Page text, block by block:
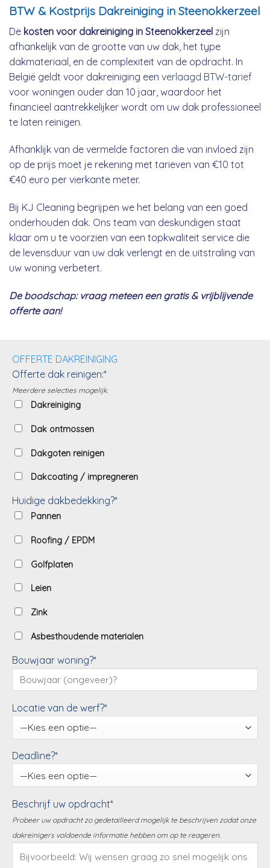
BTW & Kostprijs Dakreiniging in Steenokkerzeel
De kosten voor dakreiniging in Steenokkerzeel zijn
afhankelijk van de grootte van uw dak, het type
dakmateriaal, en de complexiteit van de opdracht. In
België geldt voor dakreiniging een verlaagd BTW-tarief
voor woningen ouder dan 10 jaar, waardoor het
financieel aantrekkelijker wordt om uw dak professioneel
te laten reinigen.
Afhanklijk van de vermelde factoren die van invloed zijn
op de prijs moet je rekening met tarieven van €10 tot
€40 euro per vierkante meter.
Bij KJ Cleaning begrijpen we het belang van een goed
onderhouden dak. Ons team van deskundigen staat
klaar om u te voorzien van een topkwaliteit service die
de levensduur van uw dak verlengt en de uitstraling van
uw woning verbetert.
De boodschap: vraag meteen een gratis & vrijblijvende
offerte aan!
OFFERTE DAKREINIGING
Offerte dak reinigen:*
Meerdere selecties mogelijk.
Dakreiniging
Dak ontmossen
Dakgoten reinigen
Dakcoating / impregneren
Huidige dakbedekking?*
Pannen
Roofing / EPDM
Golfplaten
Leien
Zink
Asbesthoudende materialen
Bouwjaar woning?*
Locatie van de werf?*
Deadline?*
Beschrijf uw opdracht*
Probeer uw opdracht zo gedetailleerd mogelijk te beschrijven zodat onze
dakreinigers voldoende informatie hebben om op te reageren.